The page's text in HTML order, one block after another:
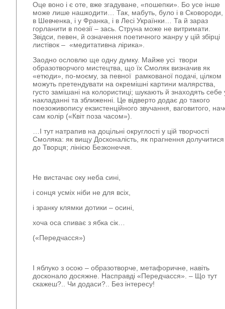
Оце воно і є оте, вже згадуване, «пошепки». Бо усе інше
може лише нашкодити… Так, мабуть, було і в Сковороди,
в Шевченка, і у Франка, і в Лесі Українки… Та й зараз
горланити в поезії – зась. Струна може не витримати.
Звідси, певен, й означення поетичного жанру у цій збірці
листівок – «медитативна лірика».
Заодно ословлю ще одну думку. Майже усі твори
образотворчого мистецтва, що їх Смоляк визначив як
«етюди», по-моєму, за певної рамкованої подачі, цілком
можуть претендувати на окремішні картини малярства,
густо замішані на колористиці; шукають й знаходять себе
накладанні та зближенні. Це відверто додає до такого
поезоживопису екзистенційного звучання, ваговитого,
сам колір («Квіт поза часом»).
…І тут натрапив на доцільні округлості у цій творчості
Смоляка: як вищу Досконалість, як прагнення долучитися
до Творця; лінією Безконеччя
Не вистачає оку неба сині,
і сонця усміх ніби не для всіх,
і зранку клямки дотики – осині,
хоча оса спиває з ябка сік…
(«Передчасся»)
І яблуко з осою – образотворче, метафоричне, навіть
досконало досяжне. Насправді «Передчасся». – Що тут
скажеш?.. Чи додаси?.. Без інтересу!